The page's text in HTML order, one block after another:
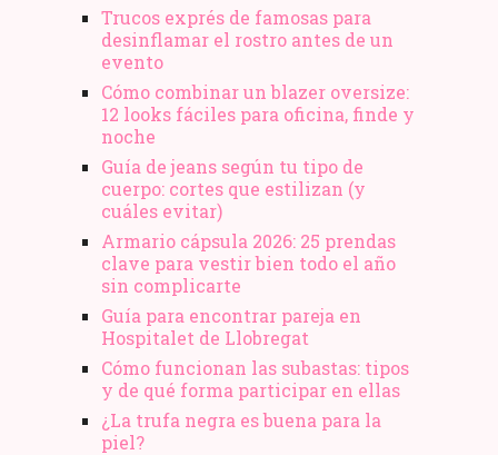
Trucos exprés de famosas para
desinflamar el rostro antes de un
evento
Cómo combinar un blazer oversize:
12 looks fáciles para oficina, finde y
noche
Guía de jeans según tu tipo de
cuerpo: cortes que estilizan (y
cuáles evitar)
Armario cápsula 2026: 25 prendas
clave para vestir bien todo el año
sin complicarte
Guía para encontrar pareja en
Hospitalet de Llobregat
Cómo funcionan las subastas: tipos
y de qué forma participar en ellas
¿La trufa negra es buena para la
piel?